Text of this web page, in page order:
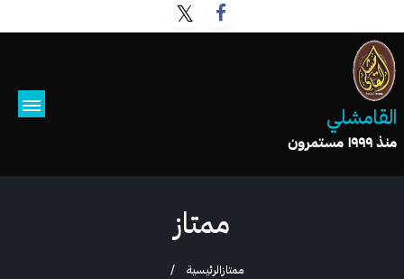
القامشلي
منذ ١٩٩٩ مستمرون
ممتاز
الرئيسيةممتاز